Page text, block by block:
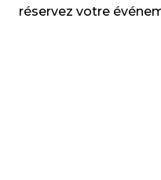
réservez votre